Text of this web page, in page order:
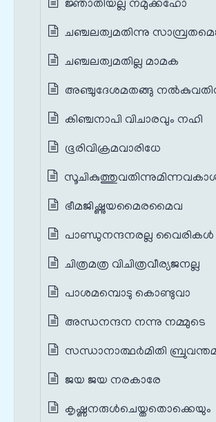
ജ്ഞാതിയല്ല നമുക്കഹോ
ചഞ്ചലത്വമതിന്നു
ചഞ്ചലത്വമതില്ല മാമക
അഞ്ചുദേശമതങ്ങു
കിഞ്ചനാപി വിചാരവും നഹി
ഭൂരിവിക്രമവാരിധേ
ഭീമജിഷ്ണുയമൈരമൈവ
പാണ്ഡുനന്ദനരല്ല വൈരികള്‍
ചിത്രമത്ര വിചിത്രവീര്യജനല്ല
പാശമമ്പൊടു കൊണ്ടുവാ
അന്ധനന്ദന നന്നു നമ്മുടെ
സന്ധാനാത്ഥര്‍മിതി
ജയ ജയ നരകാരേ
കൃഷ്ണനരുള്‍ചെയ്തതൊക്കെയും